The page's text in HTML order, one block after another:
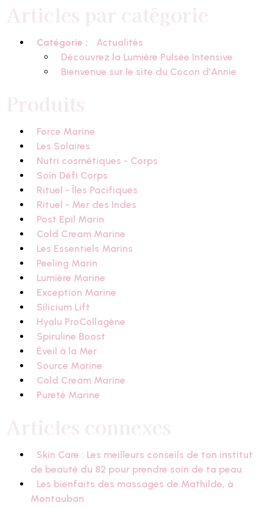
Catégorie :
Actualités
Découvrez la Lumière Pulsée Intensive
Bienvenue sur le site du Cocon d’Annie
Force Marine
Les Solaires
Nutri cosmétiques - Corps
Soin Défi Corps
Rituel - Îles Pacifiques
Rituel - Mer des Indes
Post Epil Marin
Cold Cream Marine
Les Essentiels Marins
Peeling Marin
Lumière Marine
Exception Marine
Silicium Lift
Hyalu ProCollagène
Spiruline Boost
Éveil à la Mer
Source Marine
Cold Cream Marine
Pureté Marine
Skin Care : Les meilleurs conseils de ton institut
de beauté du 82 pour prendre soin de ta peau
Les bienfaits des massages de Mathilde, à
Montauban